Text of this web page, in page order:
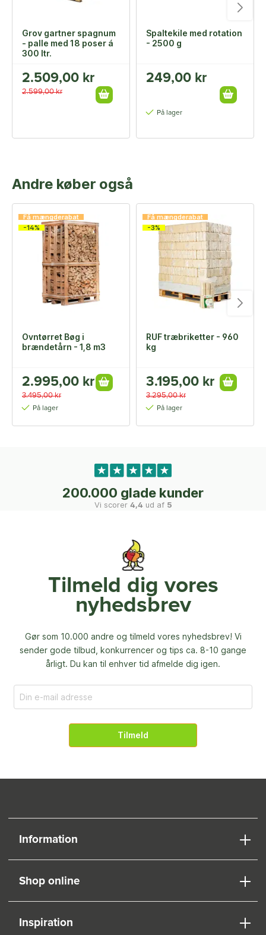
Grov gartner spagnum
- palle med 18 poser á
300 ltr.
2.509,00 kr
2.599,00 kr
Spaltekile med rotation
- 2500 g
249,00 kr
På lager
Andre køber også
Få mængderabat
-14%
Ovntørret Bøg i
brændetårn - 1,8 m3
2.995,00 kr
3.495,00 kr
På lager
Få mængderabat
-3%
RUF træbriketter - 960
kg
3.195,00 kr
3.295,00 kr
På lager
200.000 glade kunder
Vi scorer 4,4 ud af 5
Tilmeld dig vores
nyhedsbrev
Gør som 10.000 andre og tilmeld vores nyhedsbrev! Vi
sender gode tilbud, konkurrencer og tips ca. 8-10 gange
årligt. Du kan til enhver tid afmelde dig igen.
Tilmeld
Information
Shop online
Inspiration